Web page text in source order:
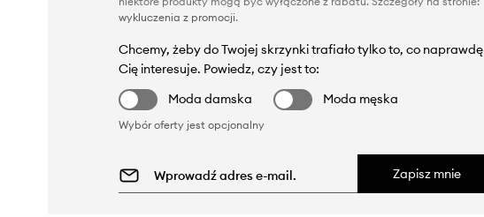
wykluczenia z promocji.
Chcemy, żeby do Twojej skrzynki trafiało tylko to, co naprawdę
Cię interesuje. Powiedz, czy jest to:
Moda damska
Moda męska
Wybór oferty jest opcjonalny
Zapisz mnie